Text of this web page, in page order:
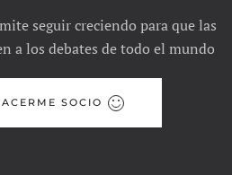
seguir creciendo para que las
a los debates de todo el mundo
SOCIO